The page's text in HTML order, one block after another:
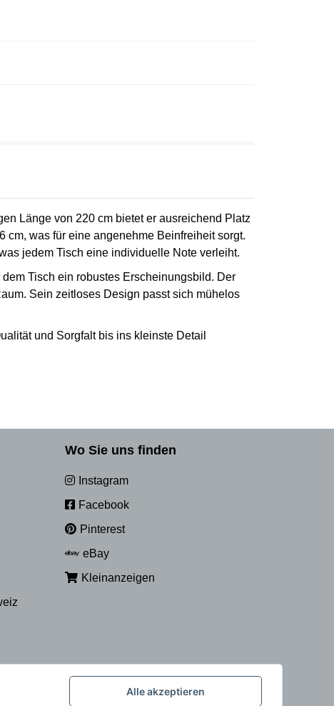
Länge von 220 cm bietet er ausreichend Platz
was für eine angenehme Beinfreiheit sorgt.
jedem Tisch eine individuelle Note verleiht.
Tisch ein robustes Erscheinungsbild. Der
Sein zeitloses Design passt sich mühelos
und Sorgfalt bis ins kleinste Detail
Wo Sie uns finden
Instagram
Facebook
Pinterest
eBay
Kleinanzeigen
Alle akzeptieren